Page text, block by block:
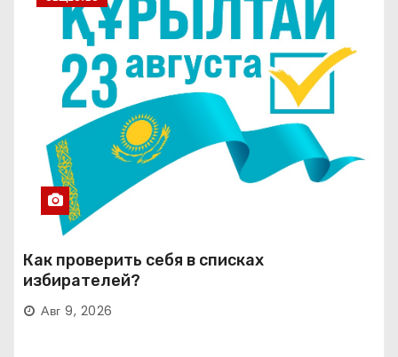
Как проверить себя в списках
избирателей?
Авг 9, 2026